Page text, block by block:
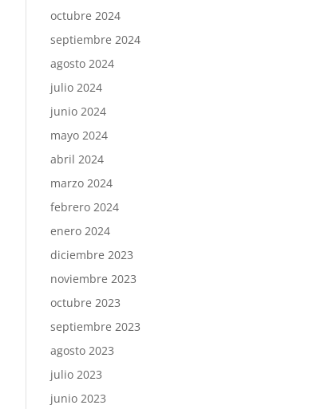
octubre 2024
septiembre 2024
agosto 2024
julio 2024
junio 2024
mayo 2024
abril 2024
marzo 2024
febrero 2024
enero 2024
diciembre 2023
noviembre 2023
octubre 2023
septiembre 2023
agosto 2023
julio 2023
junio 2023